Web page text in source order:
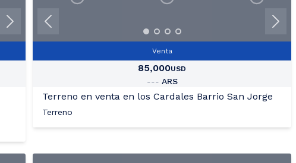
Ver Mas Fotos
Venta
85,000USD
--- ARS
Terreno en venta en los Cardales Barrio San Jorge
Terreno